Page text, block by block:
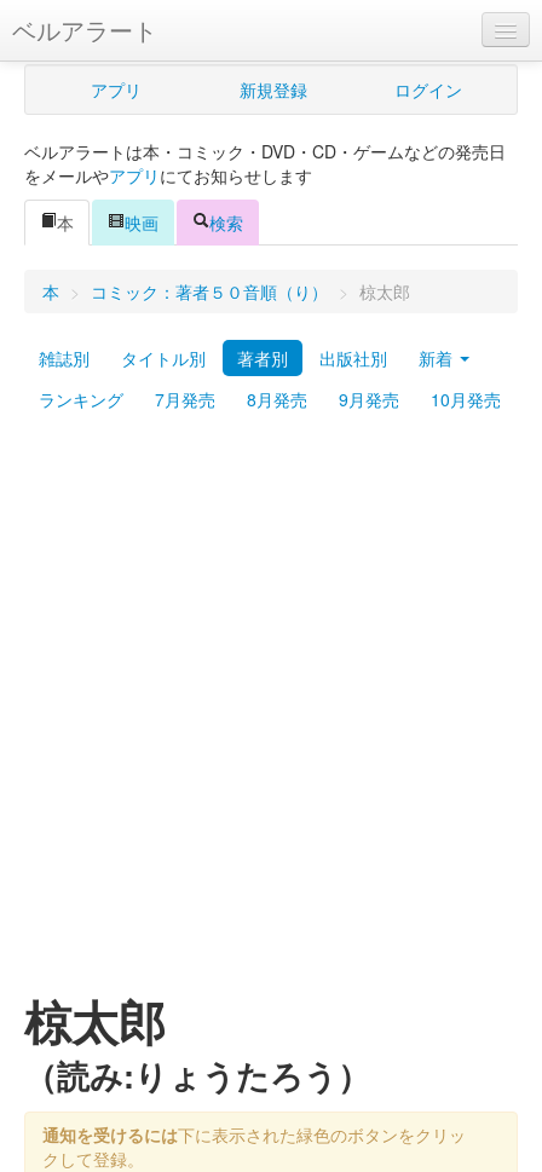
ベルアラート
ベルアラートとは
新規登録
ログイン
Myシェルフ
プレミアム
アプリ 新規登録 ログイン
ベルアラートは本・コミック・DVD・CD・ゲームなどの発売日
をメールやアプリ にてお知らせします
本
映画 検索
本 > コミック：著者５０音順（り） > 椋太郎
雑誌別 タイトル別 著者別 出版社別
新着
ランキング
7月発売 8月発売 9月発売 10月発売
椋太郎
（読み:りょうたろう）
通知を受けるには下に表示された緑色のボタンをクリッ
クして登録。